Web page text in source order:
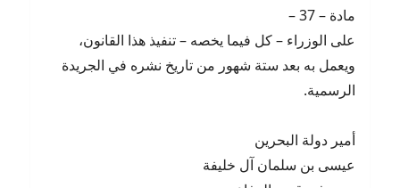
مادة – 37 –
على الوزراء – كل فيما يخصه – تنفيذ هذا القانون،
ويعمل به بعد ستة شهور من تاريخ نشره في الجريدة
الرسمية.
أمير دولة البحرين
عيسى بن سلمان آل خليفة